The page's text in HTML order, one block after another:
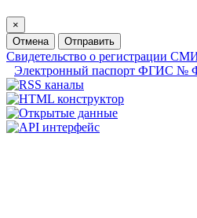
×
Отмена
Отправить
Свидетельство о регистрации
Электронный паспорт ФГИС №